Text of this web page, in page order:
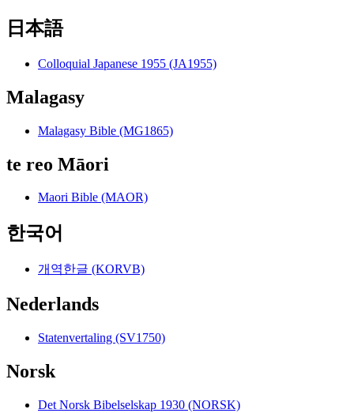
日本語
Colloquial Japanese 1955 (JA1955)
Malagasy
Malagasy Bible (MG1865)
te reo Māori
Maori Bible (MAOR)
한국어
개역한글 (KORVB)
Nederlands
Statenvertaling (SV1750)
Norsk
Det Norsk Bibelselskap 1930 (NORSK)